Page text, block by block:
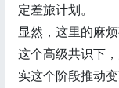
定差旅计划。
显然，这里的麻
这个高级共识下
实这个阶段推动